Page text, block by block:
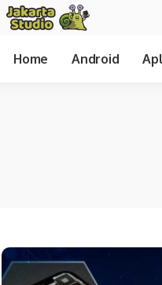
Home Android